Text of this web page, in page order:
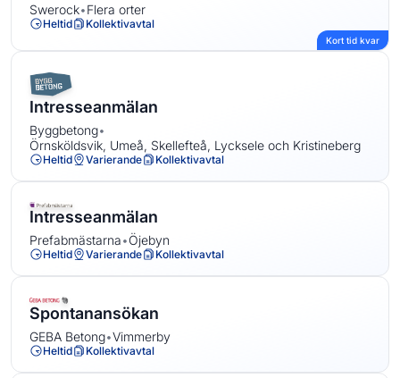
Swerock•Flera orter
Heltid Kollektivavtal
Kort tid kvar
Intresseanmälan
Byggbetong•
Örnsköldsvik, Umeå, Skellefteå, Lycksele och Kristineberg
Heltid Varierande Kollektivavtal
Intresseanmälan
Prefabmästarna•Öjebyn
Heltid Varierande Kollektivavtal
Spontanansökan
GEBA Betong•Vimmerby
Heltid Kollektivavtal